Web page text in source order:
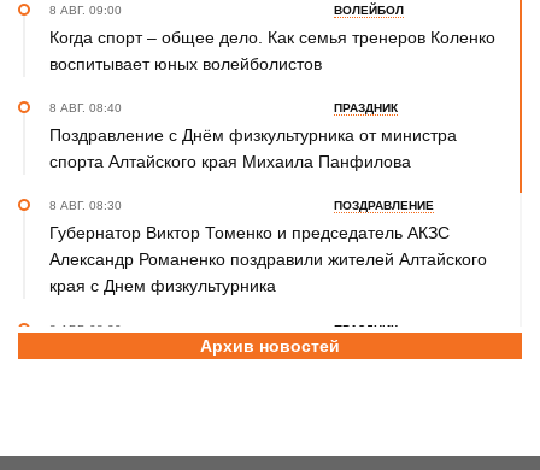
8 АВГ. 09:00 ВОЛЕЙБОЛ
Когда спорт – общее дело. Как семья тренеров Коленко
воспитывает юных волейболистов
8 АВГ. 08:40 ПРАЗДНИК
Поздравление с Днём физкультурника от министра
спорта Алтайского края Михаила Панфилова
8 АВГ. 08:30 ПОЗДРАВЛЕНИЕ
Губернатор Виктор Томенко и председатель АКЗС
Александр Романенко поздравили жителей Алтайского
края с Днем физкультурника
8 АВГ. 08:20 ПРАЗДНИК
Поздравление с Днем физкультурника от министра
Базовый элемент. Александру Городову - 70 лет
Архив новостей